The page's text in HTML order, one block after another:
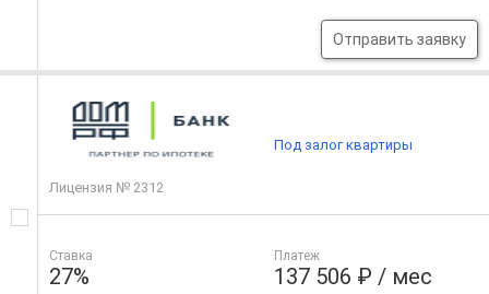
Отправить заявку
Лицензия № 2312
Ставка
27%
Платеж
137 506 ₽ / мес
Под залог квартиры